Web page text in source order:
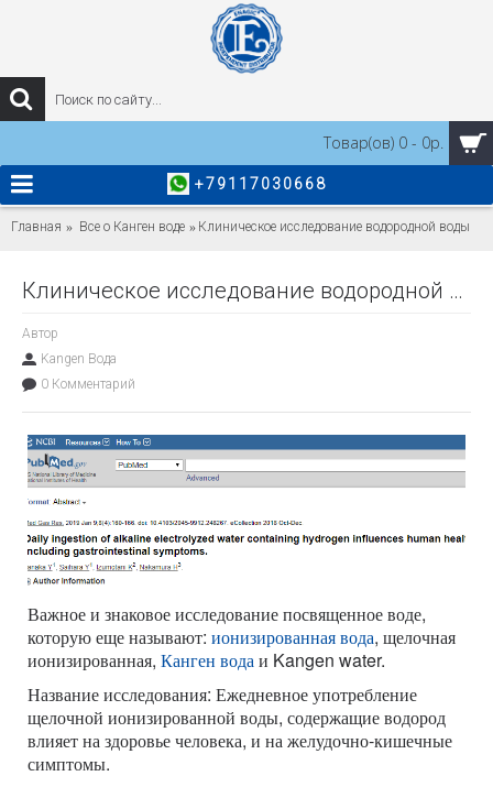
Товар(ов) 0 - 0р.
+79117030668
Главная Все о Канген воде Клиническое исследование водородной воды
Клиническое исследование водородной воды
Автор
Kangen Вода
0 Комментарий
Важное и знаковое исследование посвященное воде,
которую еще называют: ионизированная вода, щелочная
ионизированная, Канген водаи Kangen water.
Название исследования: Ежедневное употребление
щелочной ионизированной воды, содержащие водород
влияет на здоровье человека, и на желудочно-кишечные
симптомы.